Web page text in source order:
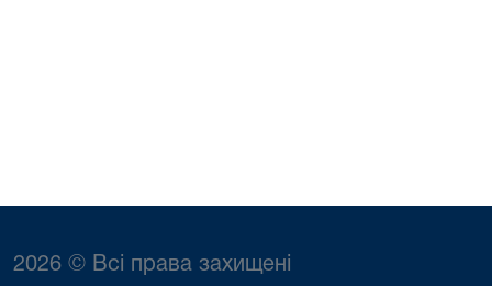
2026 © Всі права захищені